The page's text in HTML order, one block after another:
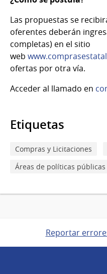
Las propuestas se
oferentes deberán
completas) en el sitio
web
ofertas por otra vía.
Acceder al llamado en
Etiquetas
Compras y Licitaciones
Áreas de políticas públicas
Reportar